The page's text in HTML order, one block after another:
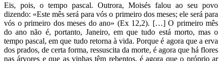
Eis, pois, o tempo pascal. Outrora, Moisés falou ao seu povo
dizendo: «Este mês será para vós o primeiro dos meses; ele será para
vós o primeiro dos meses do ano» (Ex 12,2). […] O primeiro mês
do ano não é, portanto, Janeiro, em que tudo está morto, mas o
tempo pascal, em que tudo retorna à vida. Porque é agora que a erva
dos prados, de certa forma, ressuscita da morte, é agora que há flores
nas árvores e que as vinhas têm rebentos, é agora que o próprio ar